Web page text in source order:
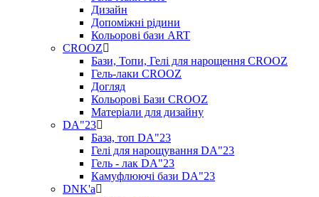
Дизайн
Допоміжні рідини
Кольорові бази ART
CROOZ
Бази, Топи, Гелі для нарощення CROOZ
Гель-лаки CROOZ
Догляд
Кольорові Бази CROOZ
Матеріали для дизайну
DA"23
База, топ DA"23
Гелі для нарощування DA"23
Гель - лак DA"23
Камуфлюючі бази DA"23
DNK'a